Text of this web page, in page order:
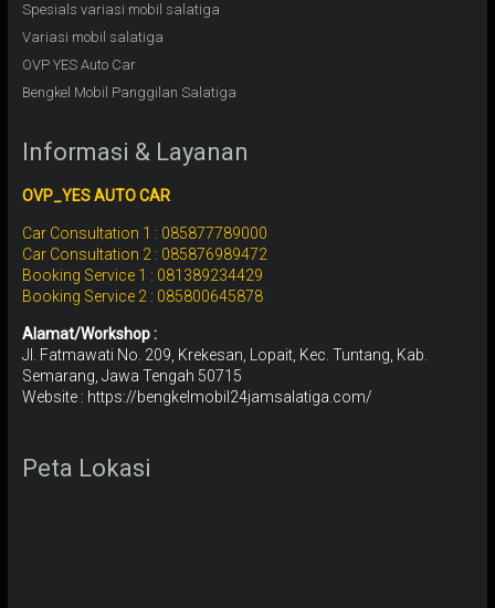
Spesials variasi mobil salatiga
Variasi mobil salatiga
OVP YES Auto Car
Bengkel Mobil Panggilan Salatiga
Informasi & Layanan
OVP_YES AUTO CAR
Car Consultation 1 : 085877789000
Car Consultation 2 : 085876989472
Booking Service 1 : 081389234429
Booking Service 2 : 085800645878
Alamat/Workshop :
Jl. Fatmawati No. 209, Krekesan, Lopait, Kec. Tuntang, Kab.
Semarang, Jawa Tengah 50715
Website : https://bengkelmobil24jamsalatiga.com/
Peta Lokasi